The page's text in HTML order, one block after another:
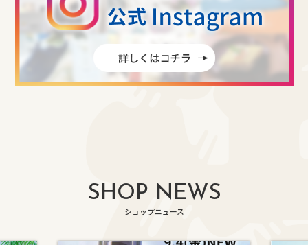
SHOP NEWS
ショップニュース